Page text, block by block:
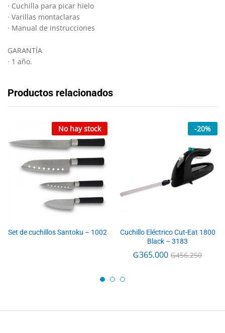
· Cuchilla para picar hielo
· Varillas montaclaras
· Manual de instrucciones
GARANTÍA
· 1 año.
Productos relacionados
No hay stock
Set de cuchillos Santoku – 1002
-20%
Cuchillo Eléctrico Cut-Eat 1800
Black – 3183
₲365.000 ₲456.250